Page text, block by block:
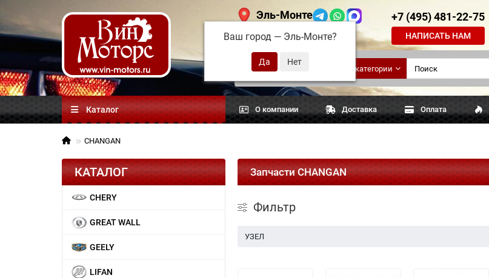
Эль-Монте
Ваш город — Эль-Монте?
+7 (495) 481-22-75
НАПИСАТЬ НАМ
Китайские
автозапчасти
Все категории
Каталог О компании Доставка Оплата
CHANGAN
КАТАЛОГ
CHERY
GREAT WALL
GEELY
LIFAN
Запчасти CHANGAN
Фильтр
УЗЕЛ